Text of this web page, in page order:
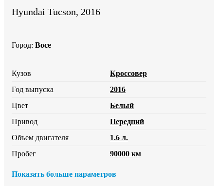
Hyundai Tucson, 2016
Город: Восе
Кузов
Кроссовер
Год выпуска
2016
Цвет
Белый
Привод
Передний
Объем двигателя
1.6 л.
Пробег
90000 км
Показать больше параметров